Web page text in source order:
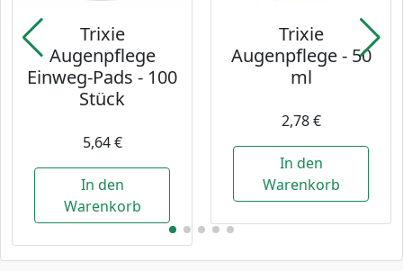
Trixie
Augenpflege
Einweg-Pads - 100
Stück
5,64 €
In den
Warenkorb
Trixie
Augenpflege - 50
ml
2,78 €
In den
Warenkorb